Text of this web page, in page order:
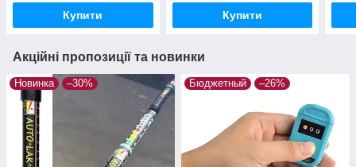
Купити Купити
Акційні пропозиції та новинки
Новинка –30% Бюджетный –26%